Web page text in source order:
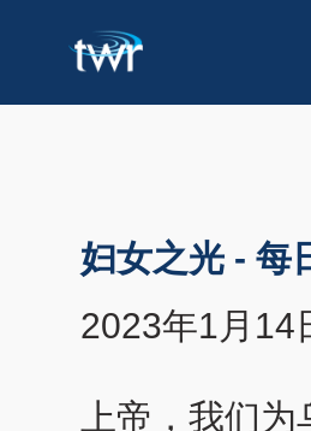
妇女之光 - 每
2023年1月14
上帝，我们